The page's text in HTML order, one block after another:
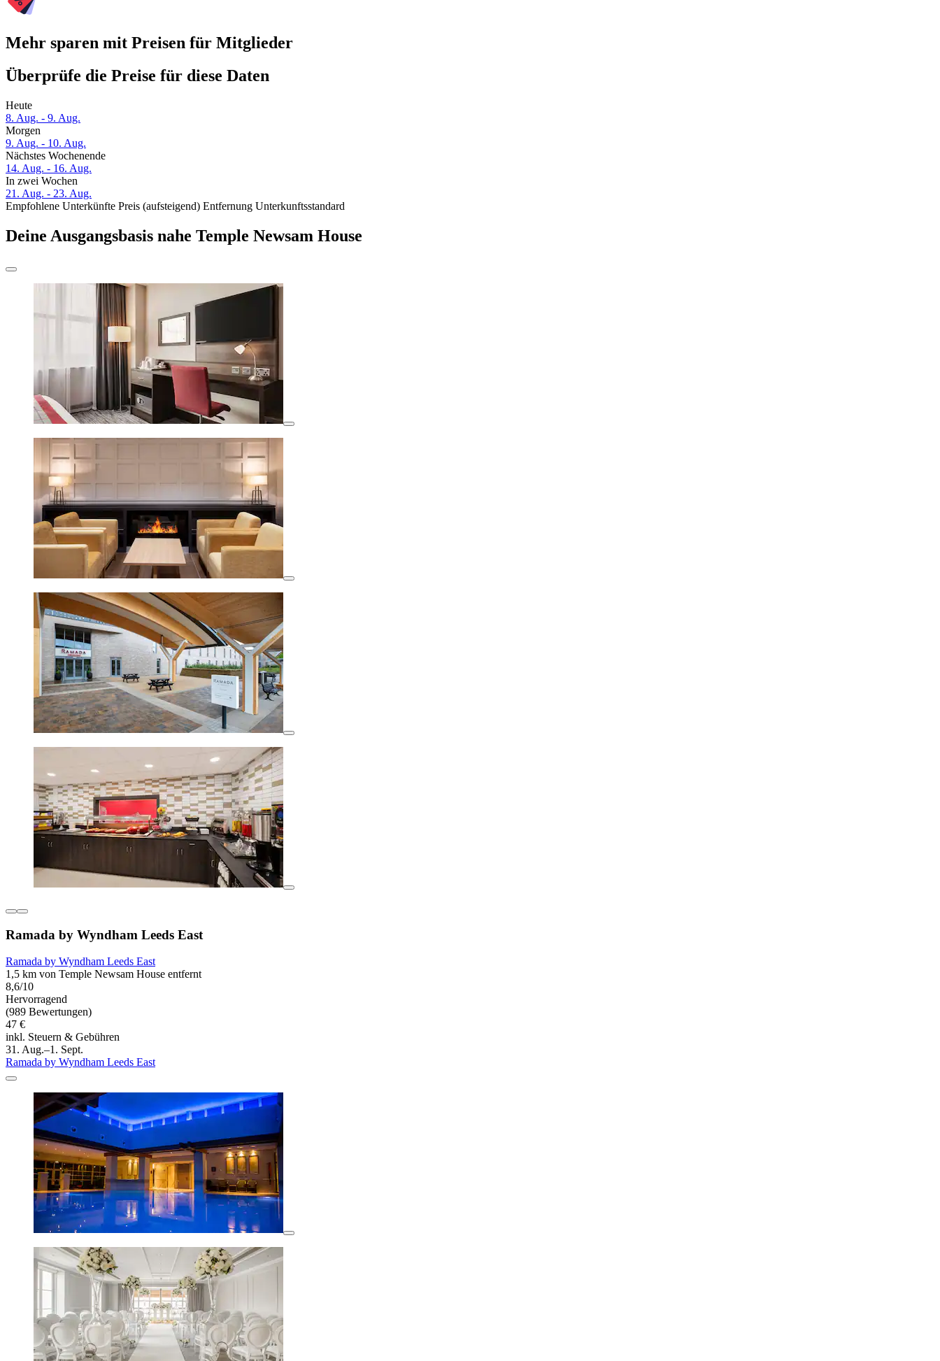
Mehr sparen mit Preisen für Mitglieder
Überprüfe die Preise für diese Daten
Heute
8. Aug. - 9. Aug.
Morgen
9. Aug. - 10. Aug.
Nächstes Wochenende
14. Aug. - 16. Aug.
In zwei Wochen
21. Aug. - 23. Aug.
Empfohlene Unterkünfte Preis (aufsteigend) Entfernung Unterkunftsstandard
Deine Ausgangsbasis nahe Temple Newsam House
Ramada by Wyndham Leeds East
Ramada by Wyndham Leeds East
1,5 km von Temple Newsam House entfernt
8,6/10
Hervorragend
(989 Bewertungen)
47 €
inkl. Steuern & Gebühren
31. Aug.–1. Sept.
Ramada by Wyndham Leeds East